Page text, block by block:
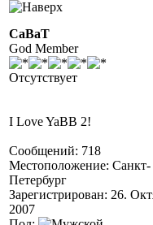
CaBaT
God Member
Отсутствует
I Love YaBB 2!
Сообщений: 718
Местоположение: Санкт-
Петербург
Зарегистрирован: 26.
2007